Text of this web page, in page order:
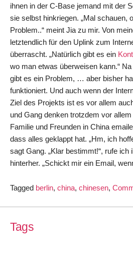
ihnen in der C-Base jemand mit der
sie selbst hinkriegen. „Mal schauen,
Problem..“ meint Jia zu mir. Von
letztendlich für den Uplink zum
überrascht. „Natürlich gibt es ein
wo man etwas überweisen kann.“
gibt es ein Problem, … aber bisher
funktioniert. Und auch wenn der
Ziel des Projekts ist es vor allem
und Gang denken trotzdem vor
Familie und Freunden in China
dass alles geklappt hat. „Hm, ich
sagt Gang. „Klar bestimmt!“, rufe
hinterher. „Schickt mir ein Email,
Tagged berlin, china, chinesen,
Tags